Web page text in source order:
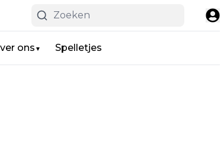
ons ▼ Spelletjes